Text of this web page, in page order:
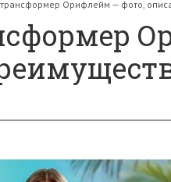
Орифлейм — фото,